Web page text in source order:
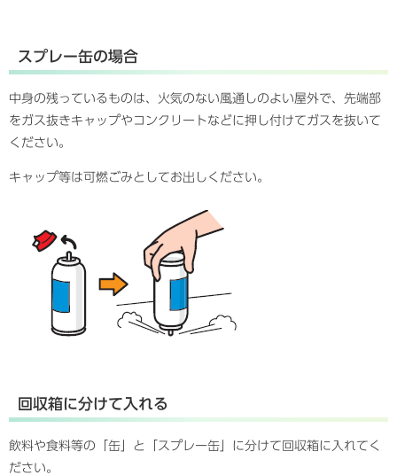
スプレー缶の場合
中身の残っているものは、火気のない風通しのよい屋外で、先端部
をガス抜きキャップやコンクリートなどに押し付けてガスを抜いて
ください。
キャップ等は可燃ごみとしてお出しください。
回収箱に分けて入れる
飲料や食料等の「缶」と「スプレー缶」に分けて回収箱に入れてく
ださい。